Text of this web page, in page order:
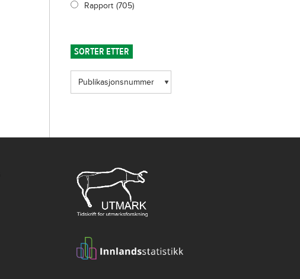
Rapport (705)
SORTER ETTER